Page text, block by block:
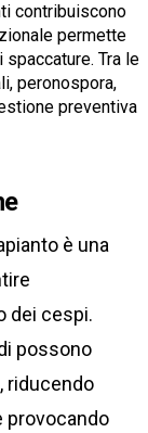
contribuiscono
permette
Tra le
peronospora,
preventiva
è una
dei cespi.
possono
riducendo
provocando